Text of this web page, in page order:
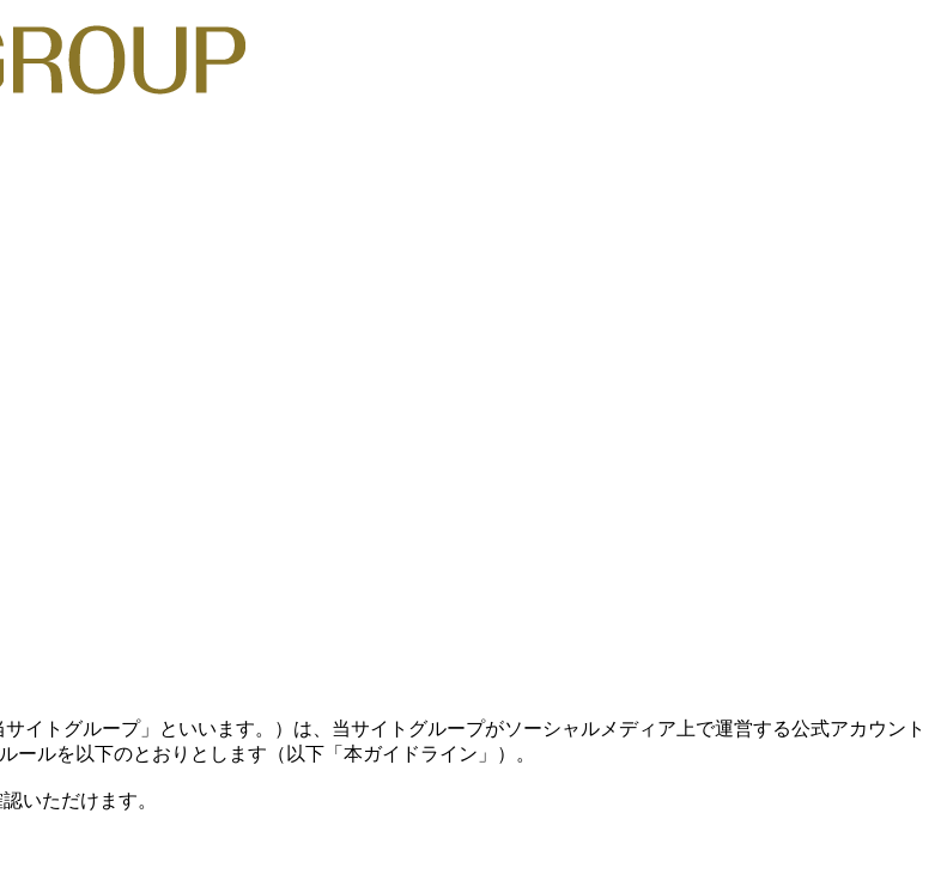
イトグループ」といいます。）は、当サイトグループがソーシャルメディア上で運営する公式アカウント
ールを以下のとおりとします（以下「本ガイドライン」）。
いただけます。